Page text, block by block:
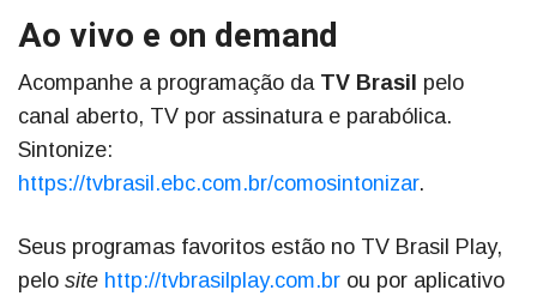
Ao vivo e on demand
Acompanhe a programação daTV Brasil pelo
canal aberto, TV por assinatura e parabólica.
Sintonize:
https://tvbrasil.ebc.com.br/comosintonizar.
Seus programas favoritos estão no TV Brasil Play,
pelo site http://tvbrasilplay.com.br ou por aplicativo